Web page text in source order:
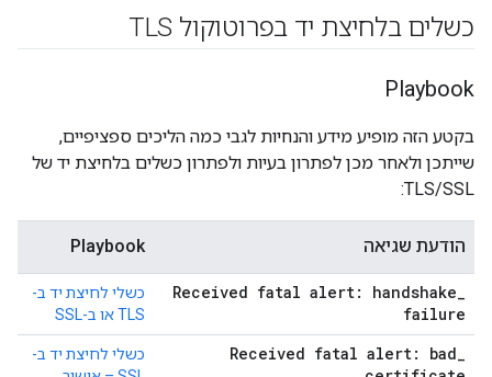
כשלים בלחיצת יד בפרוטוקול TLS
Playbook
בקטע הזה מופיע מידע והנחיות לגבי כמה הליכים ספציפיים,
שייתכן ולאחר מכן לפתרון בעיות ולפתרון כשלים בלחיצת יד של
TLS/SSL:
הודעת שגיאה Playbook
Received fatal alert: handshake_
failure
כשלי לחיצת יד ב-
TLS או ב-SSL
Received fatal alert: bad_
כשלי לחיצת יד ב-